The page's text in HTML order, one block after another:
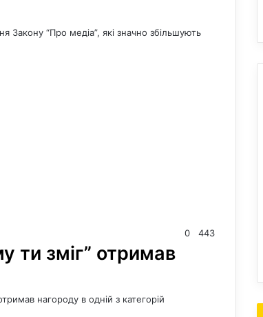
Закону “Про медіа”, які значно збільшують
0 443
ти зміг” отримав
нагороду в одній з категорій